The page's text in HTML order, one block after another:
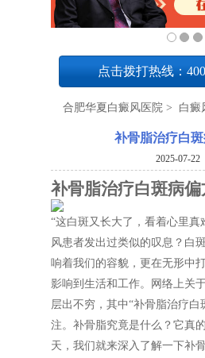
点击拨打热线：
合肥华夏白癜风医院 > 白癜
补骨脂治疗白
2025-07-22
补骨脂治疗白斑病偏
“这白斑又长大了，看着心里
风患者发出过类似的叹息？白
响着我们的容貌，更在无形中
影响到生活和工作。网络上关
层出不穷，其中“补骨脂治疗白
注。补骨脂究竟是什么？它真
天，我们就来深入了解一下补